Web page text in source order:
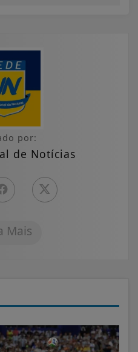
por:
de Notícias
Mais